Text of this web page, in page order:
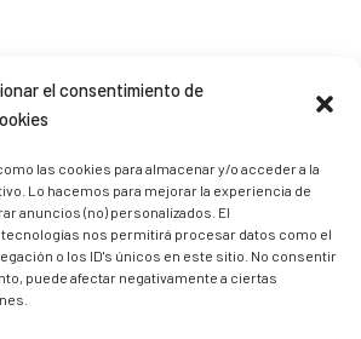
el consentimiento de
las cookies para almacenar y/o acceder a la
Lo hacemos para mejorar la experiencia de
anuncios (no) personalizados. El
nos permitirá procesar datos como el
o los ID's únicos en este sitio. No consentir
puede afectar negativamente a ciertas
Instagram
| Web | RRSS
Mi tienda de productos ECO
Alquila tu Autocaravana en
Mi blog de viajes